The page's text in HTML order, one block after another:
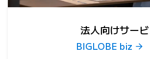
法人向けサー
BIGLOBE biz